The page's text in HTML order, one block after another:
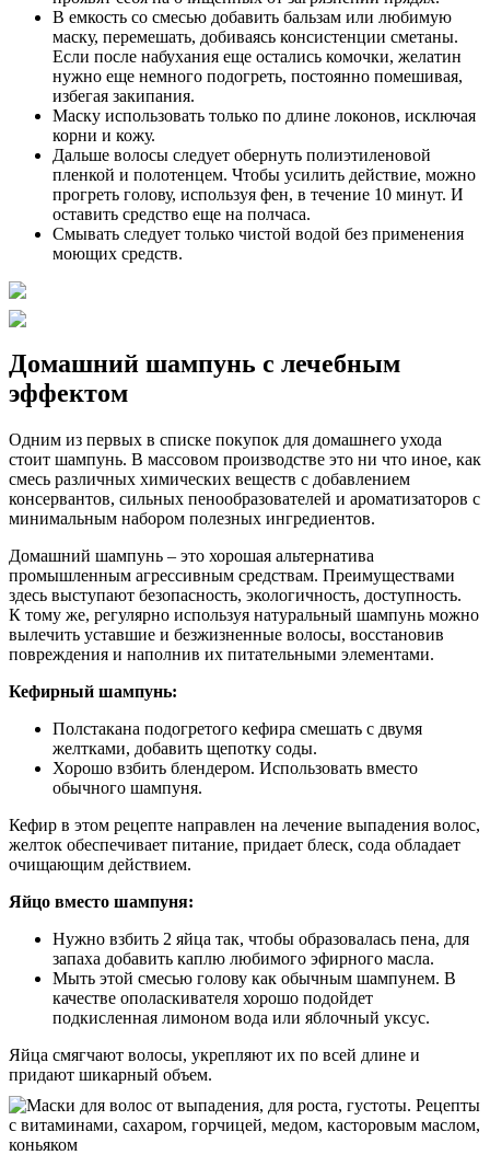
В емкость со смесью добавить бальзам или любимую
маску, перемешать, добиваясь консистенции сметаны.
Если после набухания еще остались комочки, желатин
нужно еще немного подогреть, постоянно помешивая,
избегая закипания.
Маску использовать только по длине локонов, исключая
корни и кожу.
Дальше волосы следует обернуть полиэтиленовой
пленкой и полотенцем. Чтобы усилить действие, можно
прогреть голову, используя фен, в течение 10 минут. И
оставить средство еще на полчаса.
Смывать следует только чистой водой без применения
моющих средств.
Домашний шампунь с лечебным
эффектом
Одним из первых в списке покупок для домашнего ухода
стоит шампунь. В массовом производстве это ни что иное, как
смесь различных химических веществ с добавлением
консервантов, сильных пенообразователей и ароматизаторов с
минимальным набором полезных ингредиентов.
Домашний шампунь – это хорошая альтернатива
промышленным агрессивным средствам. Преимуществами
здесь выступают безопасность, экологичность, доступность.
К тому же, регулярно используя натуральный шампунь можно
вылечить уставшие и безжизненные волосы, восстановив
повреждения и наполнив их питательными элементами.
Кефирный шампунь:
Полстакана подогретого кефира смешать с двумя
желтками, добавить щепотку соды.
Хорошо взбить блендером. Использовать вместо
обычного шампуня.
Кефир в этом рецепте направлен на лечение выпадения волос,
желток обеспечивает питание, придает блеск, сода обладает
очищающим действием.
Яйцо вместо шампуня:
Нужно взбить 2 яйца так, чтобы образовалась пена, для
запаха добавить каплю любимого эфирного масла.
Мыть этой смесью голову как обычным шампунем. В
качестве ополаскивателя хорошо подойдет
подкисленная лимоном вода или яблочный уксус.
Яйца смягчают волосы, укрепляют их по всей длине и
придают шикарный объем.